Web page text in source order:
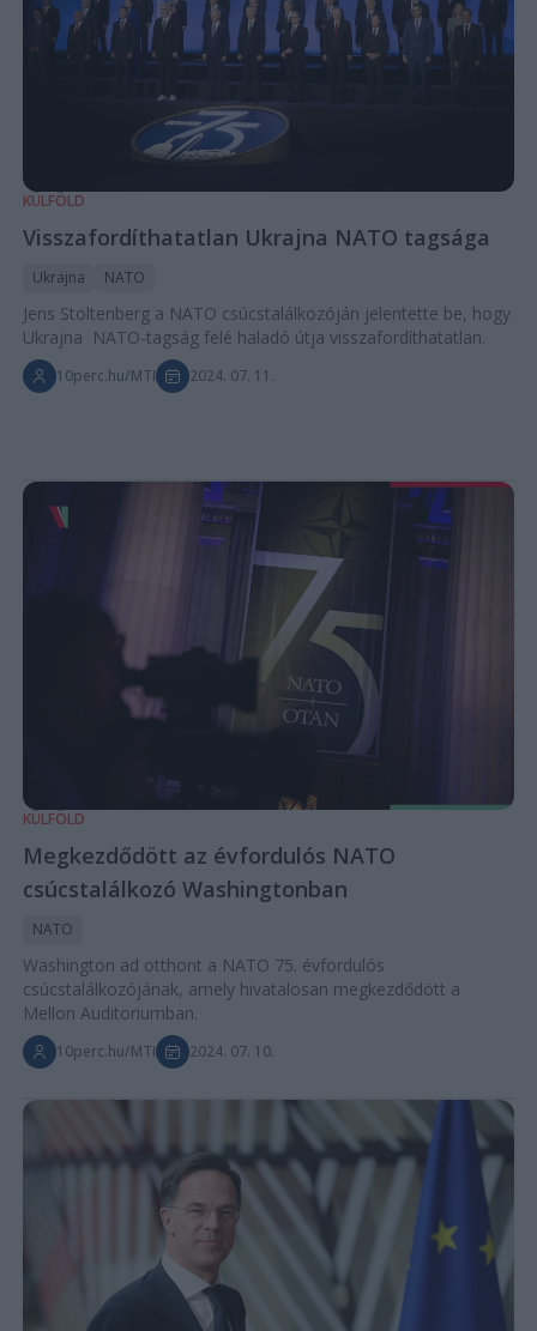
KÜLFÖLD
Visszafordíthatatlan Ukrajna NATO tagsága
Ukrajna NATO
Jens Stoltenberg a NATO csúcstalálkozóján jelentette be, hogy
Ukrajna NATO-tagság felé haladó útja visszafordíthatatlan.
10perc.hu/MTI 2024. 07. 11.
KÜLFÖLD
Megkezdődött az évfordulós NATO
csúcstalálkozó Washingtonban
NATO
Washington ad otthont a NATO 75. évfordulós
csúcstalálkozójának, amely hivatalosan megkezdődött a
Mellon Auditoriumban.
10perc.hu/MTI 2024. 07. 10.